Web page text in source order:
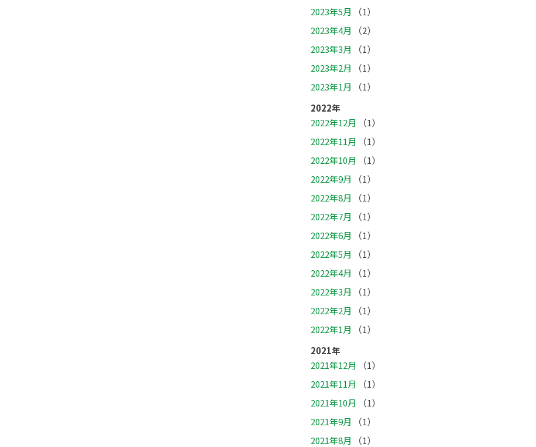
2023年5月
（1）
2023年4月
（2）
2023年3月
（1）
2023年2月
（1）
2023年1月
（1）
2022年
2022年12月
（1）
2022年11月
（1）
2022年10月
（1）
2022年9月
（1）
2022年8月
（1）
2022年7月
（1）
2022年6月
（1）
2022年5月
（1）
2022年4月
（1）
2022年3月
（1）
2022年2月
（1）
2022年1月
（1）
2021年
2021年12月
（1）
2021年11月
（1）
2021年10月
（1）
2021年9月
（1）
2021年8月
（1）